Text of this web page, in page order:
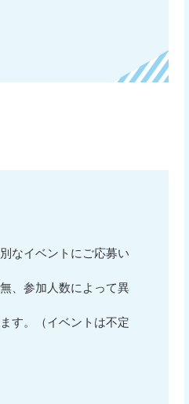
なイベントにご応募い
、参加人数によって異
す。（イベントは不定